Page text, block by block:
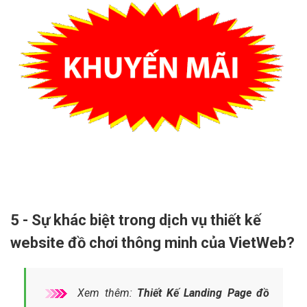
5 - Sự khác biệt trong dịch vụ thiết kế
website đồ chơi thông minh của VietWeb?
Xem thêm: Thiết Kế Landing Page đồ